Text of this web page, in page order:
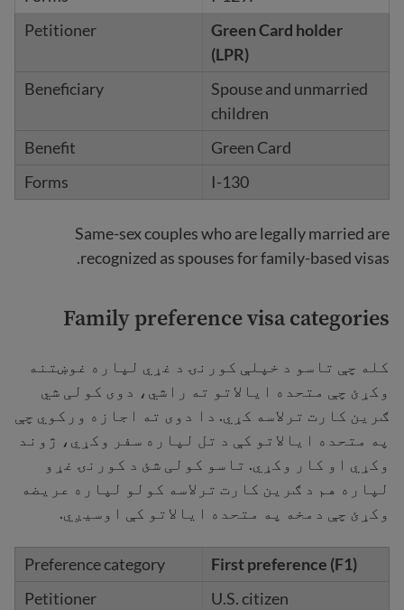
Green Card holder
(LPR)
Spouse and unmarried
children
Green Card
I-130
Same-sex couples who are legally married are
recognized as spouses for family-based visas.
Family preference visa categories
کله چې تاسو د خپلې کورنۍ د غړي لپاره غوښتنه
وکړئ چې متحده ایالاتو ته راشي، دوی کولی شي
ګرین کارت ترلاسه کړي. دا دوی ته اجازه ورکوي چې
په متحده ایالاتو کې د تل لپاره سفر وکړي، ژوند
وکړي او کار وکړي. تاسو کولی شئ د کورنۍ غړو
لپاره هم د ګرین کارت ترلاسه کولو لپاره عریضه
وکړئ چې دمخه په متحده ایالاتو کې اوسیږي.
First preference (F1)
U.S. citizen